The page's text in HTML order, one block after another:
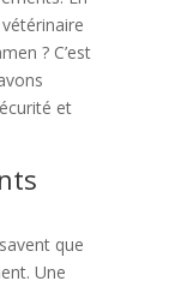
? C’est
et
que
Une